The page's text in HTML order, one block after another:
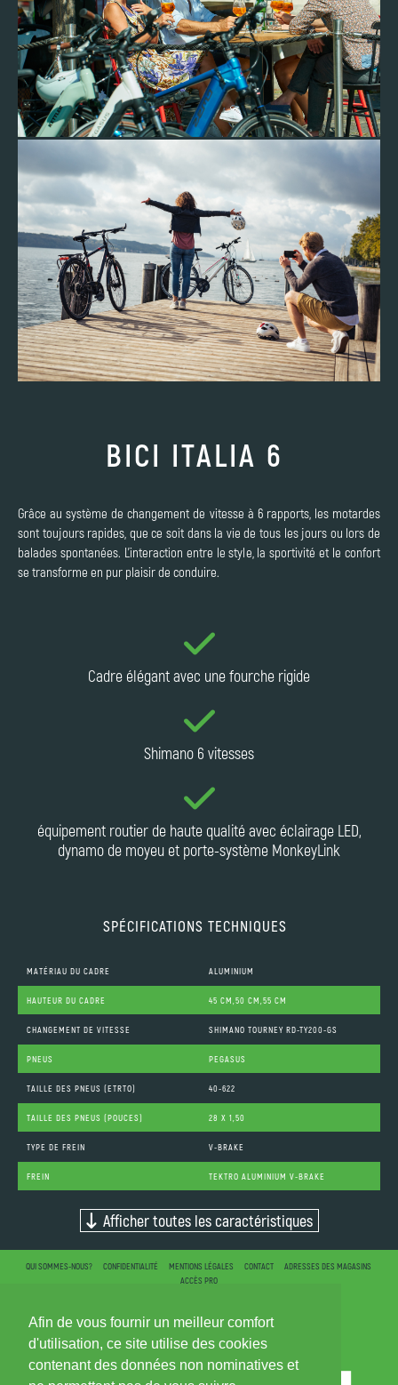
Afin de vous fournir un meilleur comfort
d'utilisation, ce site utilise des cookies
contenant des données non nominatives et
BICI ITALIA 6
Grâce au système de changement de vitesse à 6 rapports, les motardes
sont toujours rapides, que ce soit dans la vie de tous les jours ou lors de
balades spontanées. L'interaction entre le style, la sportivité et le confort
se transforme en pur plaisir de conduire.
Cadre élégant avec une fourche rigide
Shimano 6 vitesses
équipement routier de haute qualité avec éclairage LED,
dynamo de moyeu et porte-système MonkeyLink
SPÉCIFICATIONS TECHNIQUES
MATÉRIAU DU CADRE ALUMINIUM
HAUTEUR DU CADRE 45 CM,50 CM,55 CM
CHANGEMENT DE VITESSE SHIMANO TOURNEY RD-TY200-GS
PNEUS PEGASUS
TAILLE DES PNEUS (ETRTO) 40-622
TAILLE DES PNEUS (POUCES) 28 X 1,50
TYPE DE FREIN V-BRAKE
FREIN TEKTRO ALUMINIUM V-BRAKE
Afficher toutes les caractéristiques
QUI SOMMES-NOUS? CONFIDENTIALITÉ MENTIONS LÉGALES CONTACT
ADRESSES DES MAGASINS
ACCÈS PRO